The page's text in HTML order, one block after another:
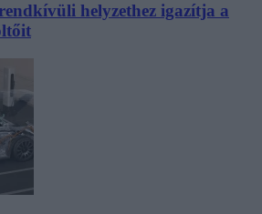
helyzethez igazítja a